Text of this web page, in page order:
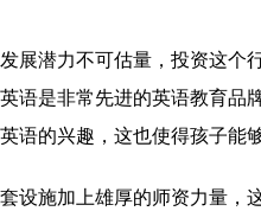
展潜力不可估量，投资这个
语是非常先进的英语教育品
语的兴趣，这也使得孩子能
设施加上雄厚的师资力量，